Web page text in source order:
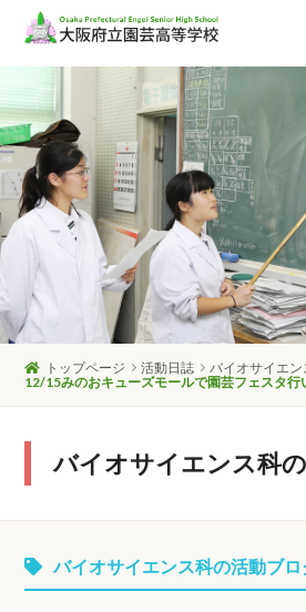
トップページ 活動日誌
バイオサイエ
12/15みのおキューズモールで園芸フェスタ行
バイオサイエンス科
バイオサイエンス科の活動ブロ